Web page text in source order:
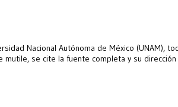
Nacional Autónoma de México
mutile, se cite la fuente completa y su